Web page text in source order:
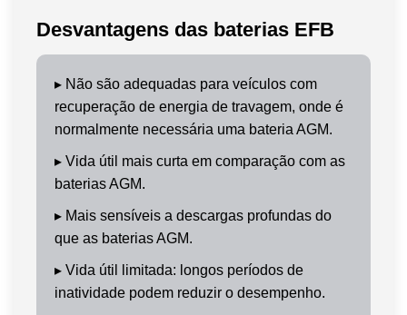
Desvantagens das baterias EFB
▸ Não são adequadas para veículos com
recuperação de energia de travagem, onde é
normalmente necessária uma bateria AGM.
▸ Vida útil mais curta em comparação com as
baterias AGM.
▸ Mais sensíveis a descargas profundas do
que as baterias AGM.
▸ Vida útil limitada: longos períodos de
inatividade podem reduzir o desempenho.